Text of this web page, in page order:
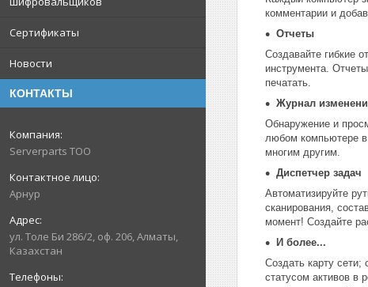
Сертификаты
Новости
КОНТАКТЫ
Serverparts ТОО
Арнур
ул. Толе Би 286/2, оф. 206, Алматы,
Казахстан
комментарии и
Отчеты
Создавайте гибкие
инструмента.
печатать.
Журнал
Обнаружение и
любом компьютере
многим другим.
Диспетчер задач
Автоматизируйте
сканирования,
момент! Создайте
И более...
Создать карту сети;
статусом активов в